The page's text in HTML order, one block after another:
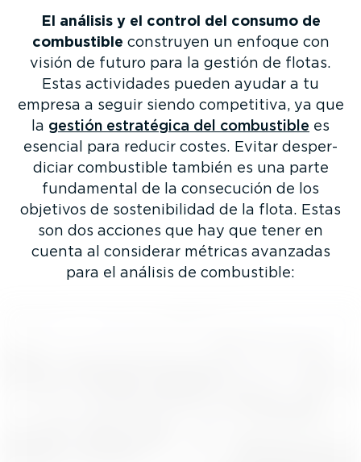
El análisis y el control del consumo de
combustible construyen un enfoque con
visión de futuro para la gestión de flotas.
Estas actividades pueden ayudar a tu
empresa a seguir siendo competitiva, ya que
la gestión estratégica del combustible es
esencial para reducir costes. Evitar desper­
diciar combustible también es una parte
fundamental de la consecución de los
objetivos de soste­ni­bi­lidad de la flota. Estas
son dos acciones que hay que tener en
cuenta al considerar métricas avanzadas
para el análisis de combustible: